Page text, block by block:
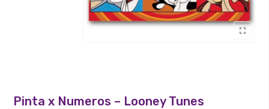
Pinta x Numeros – Looney Tunes